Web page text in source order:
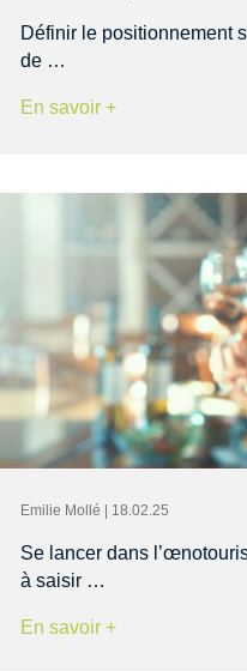
Définir le positionnement
de …
En savoir +
Emilie Mollé | 18.02.25
Se lancer dans
à saisir …
En savoir +